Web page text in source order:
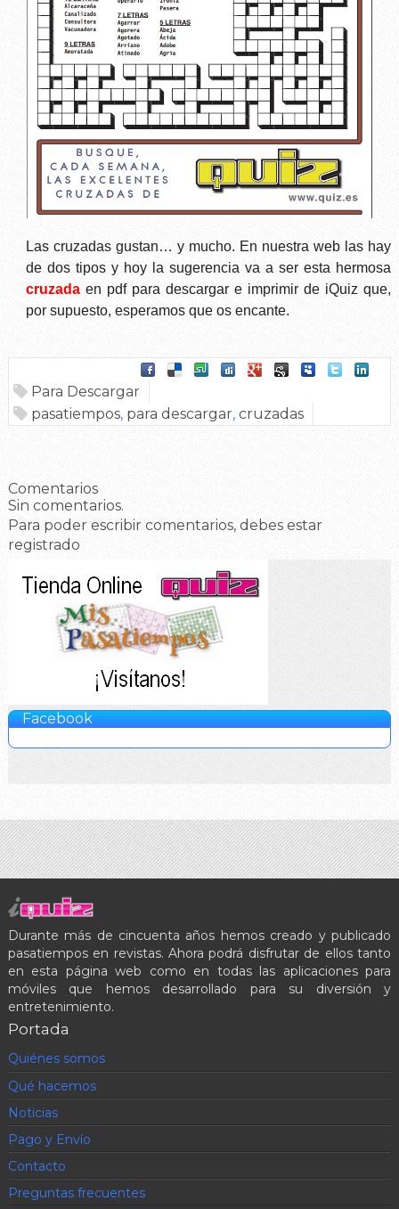
Las cruzadas gustan… y mucho. En nuestra web las hay
de dos tipos y hoy la sugerencia va a ser esta hermosa
cruzadaen pdf para descargar e imprimir de iQuiz que,
por supuesto, esperamos que os encante.
Para Descargar
pasatiempos, para descargar, cruzadas
Comentarios
Sin comentarios.
Para poder escribir comentarios, debes estar
registrado
Facebook
Durante más de cincuenta años hemos creado y publicado
pasatiempos en revistas. Ahora podrá disfrutar de ellos tanto
en esta página web como en todas las aplicaciones para
móviles que hemos desarrollado para su diversión y
entretenimiento.
Portada
Quiénes somos
Qué hacemos
Noticias
Pago y Envío
Contacto
Preguntas frecuentes